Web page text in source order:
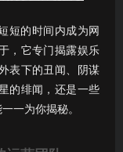
短的时间内成为网
，它专门揭露娱乐
表下的丑闻、阴谋
的绯闻，还是一些
一为你揭秘。